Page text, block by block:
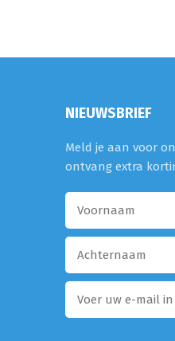
NIEUWSBRIEF
Meld je aan voor
ontvang extra